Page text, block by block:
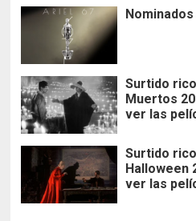
Surtido
Muertos
ver las
Surtido
Halloween
ver las